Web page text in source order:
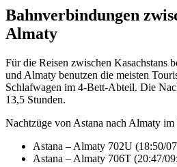
Bahnverbindungen
Almaty
Für die Reisen zwischen Kasachstans
und Almaty benutzen die meisten
Schlafwagen im 4-Bett-Abteil. Die
13,5 Stunden.
Nachtzüge von Astana nach Almaty im
Astana – Almaty 702U (18:50/
Astana – Almaty 706T (20:47/